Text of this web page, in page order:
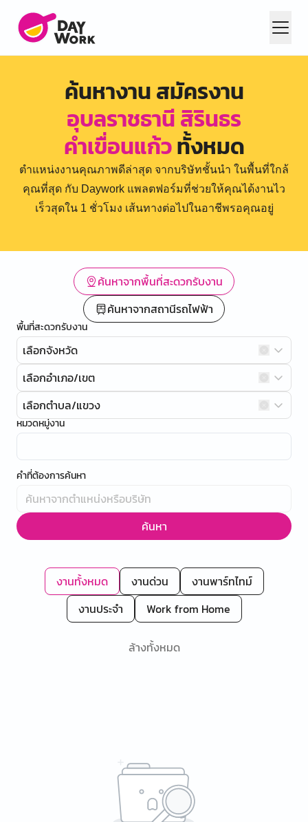
ค้นหางาน สมัครงาน
อุบลราชธานี สิรินธร
คำเขื่อนแก้วทั้งหมด
ตำแหน่งงานคุณภาพดีล่าสุด จากบริษัทชั้นนำ ในพื้นที่ใกล้
คุณที่สุด กับ Daywork แพลตฟอร์มที่ช่วยให้คุณได้งานไว
เร็วสุดใน 1 ชั่วโมง เส้นทางต่อไปในอาชีพรอคุณอยู่
ค้นหาจากพื้นที่สะดวกรับงาน
ค้นหาจากสถานีรถไฟฟ้า
พื้นที่สะดวกรับงาน
เลือกจังหวัด
เลือกอำเภอ/เขต
เลือกตำบล/แขวง
หมวดหมู่งาน
คำที่ต้องการค้นหา
ค้นหา
งานทั้งหมด งานด่วน
งานพาร์ทไทม์
งานประจำ
Work from Home
ล้างทั้งหมด